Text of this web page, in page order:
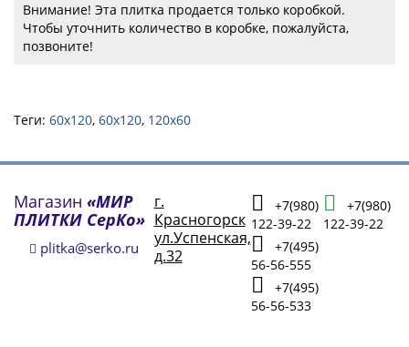
Внимание! Эта плитка продается только коробкой.
Чтобы уточнить количество в коробке, пожалуйста,
позвоните!
Теги: 60x120, 60х120, 120х60
Магазин «МИР
ПЛИТКИ СерКо»
plitka@serko.ru
г.
Красногорск
ул.Успенская,
д.32
+7(980)
122-39-22
+7(495)
56-56-555
+7(495)
56-56-533
+7(980)
122-39-22